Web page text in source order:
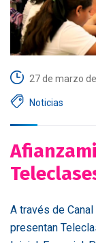
27 de marzo
Noticias
A través de
presentan